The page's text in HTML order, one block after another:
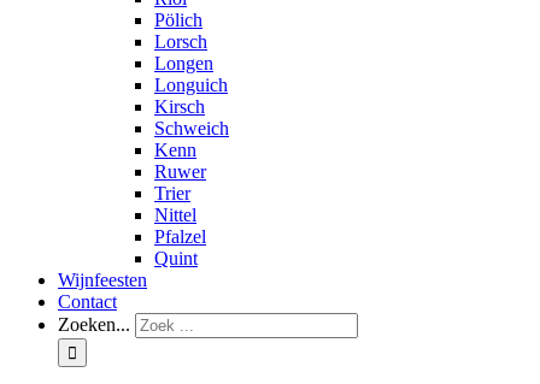
Pölich
Lorsch
Longen
Longuich
Kirsch
Schweich
Kenn
Ruwer
Trier
Nittel
Pfalzel
Quint
Wijnfeesten
Contact
Zoeken...